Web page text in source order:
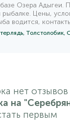
Озера Адыгеи.
Цены,
водится,
рыбалки на
Толстолобик,
нет
на
первым